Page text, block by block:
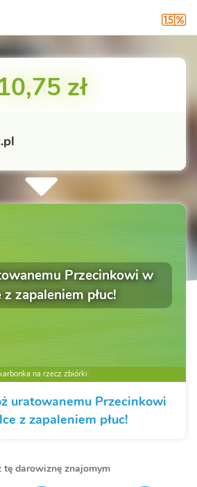
zł
Przecinkowi w
zapaleniem płuc!
na rzecz zbiórki:
uratowanemu Przecinkowi
z zapaleniem płuc!
tę darowiznę znajomym